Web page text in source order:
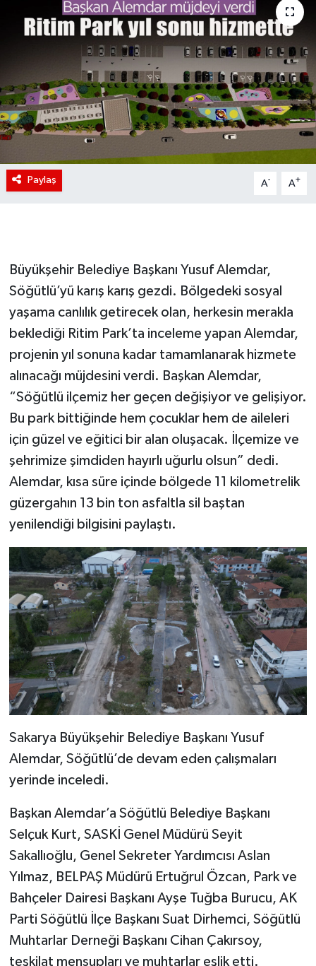
Paylaş A- A+
Büyükşehir Belediye Başkanı Yusuf Alemdar,
Söğütlü’yü karış karış gezdi. Bölgedeki sosyal
yaşama canlılık getirecek olan, herkesin merakla
beklediği Ritim Park’ta inceleme yapan Alemdar,
projenin yıl sonuna kadar tamamlanarak hizmete
alınacağı müjdesini verdi. Başkan Alemdar,
“Söğütlü ilçemiz her geçen değişiyor ve gelişiyor.
Bu park bittiğinde hem çocuklar hem de aileleri
için güzel ve eğitici bir alan oluşacak. İlçemize ve
şehrimize şimdiden hayırlı uğurlu olsun” dedi.
Alemdar, kısa süre içinde bölgede 11 kilometrelik
güzergahın 13 bin ton asfaltla sil baştan
yenilendiği bilgisini paylaştı.
Sakarya Büyükşehir Belediye Başkanı Yusuf
Alemdar, Söğütlü’de devam eden çalışmaları
yerinde inceledi.
Başkan Alemdar’a Söğütlü Belediye Başkanı
Selçuk Kurt, SASKİ Genel Müdürü Seyit
Sakallıoğlu, Genel Sekreter Yardımcısı Aslan
Yılmaz, BELPAŞ Müdürü Ertuğrul Özcan, Park ve
Bahçeler Dairesi Başkanı Ayşe Tuğba Burucu, AK
Parti Söğütlü İlçe Başkanı Suat Dirhemci, Söğütlü
Muhtarlar Derneği Başkanı Cihan Çakırsoy,
teşkilat mensupları ve muhtarlar eşlik etti.